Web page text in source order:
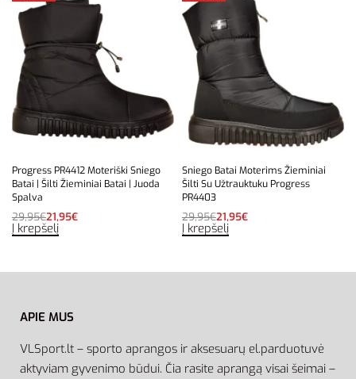
Progress PR4412 Moteriški Sniego
Batai | Šilti Žieminiai Batai | Juoda
Spalva
29,95€21,95€
Į krepšelį
Sniego Batai Moterims Žieminiai
Šilti Su Užtrauktuku Progress
PR4403
29,95€21,95€
Į krepšelį
APIE MUS
VLSport.lt – sporto aprangos ir aksesuarų el.parduotuvė
aktyviam gyvenimo būdui. Čia rasite aprangą visai šeimai –